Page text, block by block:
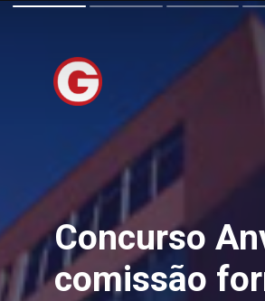
Concurso
comissão